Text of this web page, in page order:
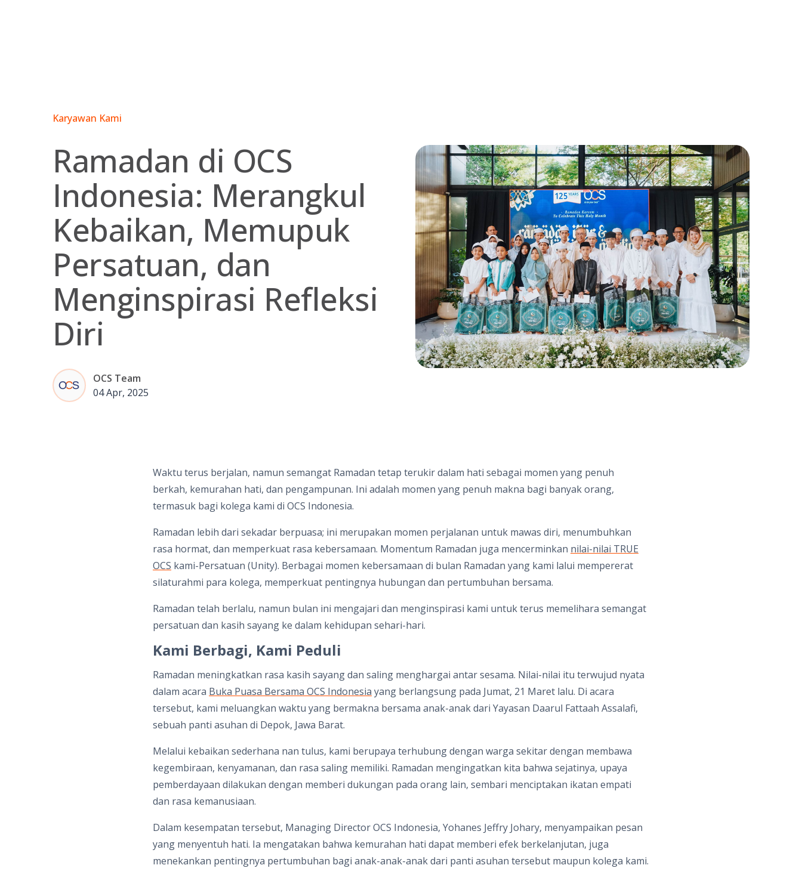
Karyawan Kami
Ramadan di OCS
Indonesia: Merangkul
Kebaikan, Memupuk
Persatuan, dan
Menginspirasi Refleksi
Diri
OCS Team
04 Apr, 2025
Waktu terus berjalan, namun semangat Ramadan tetap terukir dalam hati sebagai momen yang penuh
berkah, kemurahan hati, dan pengampunan. Ini adalah momen yang penuh makna bagi banyak orang,
termasuk bagi kolega kami di OCS Indonesia.
Ramadan lebih dari sekadar berpuasa; ini merupakan momen perjalanan untuk mawas diri, menumbuhkan
rasa hormat, dan memperkuat rasa kebersamaan. Momentum Ramadan juga mencerminkan nilai-nilai TRUE
OCS kami-Persatuan (Unity). Berbagai momen kebersamaan di bulan Ramadan yang kami lalui mempererat
silaturahmi para kolega, memperkuat pentingnya hubungan dan pertumbuhan bersama.
Ramadan telah berlalu, namun bulan ini mengajari dan menginspirasi kami untuk terus memelihara semangat
persatuan dan kasih sayang ke dalam kehidupan sehari-hari.
Kami Berbagi, Kami Peduli
Ramadan meningkatkan rasa kasih sayang dan saling menghargai antar sesama. Nilai-nilai itu terwujud nyata
dalam acara Buka Puasa Bersama OCS Indonesia yang berlangsung pada Jumat, 21 Maret lalu. Di acara
tersebut, kami meluangkan waktu yang bermakna bersama anak-anak dari Yayasan Daarul Fattaah Assalafi,
sebuah panti asuhan di Depok, Jawa Barat.
Melalui kebaikan sederhana nan tulus, kami berupaya terhubung dengan warga sekitar dengan membawa
kegembiraan, kenyamanan, dan rasa saling memiliki. Ramadan mengingatkan kita bahwa sejatinya, upaya
pemberdayaan dilakukan dengan memberi dukungan pada orang lain, sembari menciptakan ikatan empati
dan rasa kemanusiaan.
Dalam kesempatan tersebut, Managing Director OCS Indonesia, Yohanes Jeffry Johary, menyampaikan pesan
yang menyentuh hati. Ia mengatakan bahwa kemurahan hati dapat memberi efek berkelanjutan, juga
menekankan pentingnya pertumbuhan bagi anak-anak-anak dari panti asuhan tersebut maupun kolega kami.